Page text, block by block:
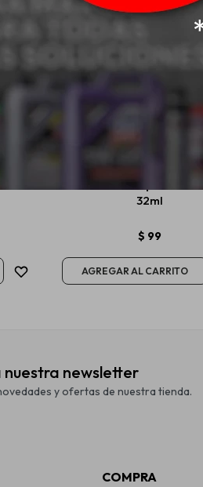
Set
32ml
$ 99
nuestra newsletter
y ofertas de nuestra tienda.
COMPRA